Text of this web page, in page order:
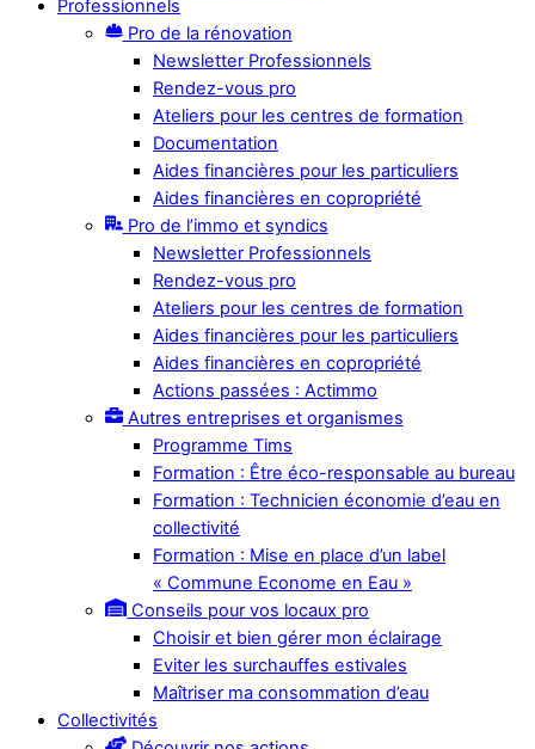
Professionnels
Pro de la rénovation
Newsletter Professionnels
Rendez-vous pro
Ateliers pour les centres de formation
Documentation
Aides financières pour les particuliers
Aides financières en copropriété
Pro de l’immo et syndics
Newsletter Professionnels
Rendez-vous pro
Ateliers pour les centres de formation
Aides financières pour les particuliers
Aides financières en copropriété
Actions passées : Actimmo
Autres entreprises et organismes
Programme Tims
Formation : Être éco-responsable au bureau
Formation : Technicien économie d’eau en
collectivité
Formation : Mise en place d’un label
« Commune Econome en Eau »
Conseils pour vos locaux pro
Choisir et bien gérer mon éclairage
Eviter les surchauffes estivales
Maîtriser ma consommation d’eau
Collectivités